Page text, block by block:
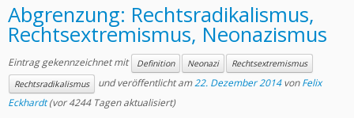
Abgrenzung: Rechtsradikalismus,
Rechtsextremismus, Neonazismus
Eintrag gekennzeichnet mit Definition Neonazi
Rechtsextremismus
Rechtsradikalismus
und veröffentlicht am22. Dezember 2014 vonFelix
Eckhardt(vor 4244 Tagen aktualisiert)